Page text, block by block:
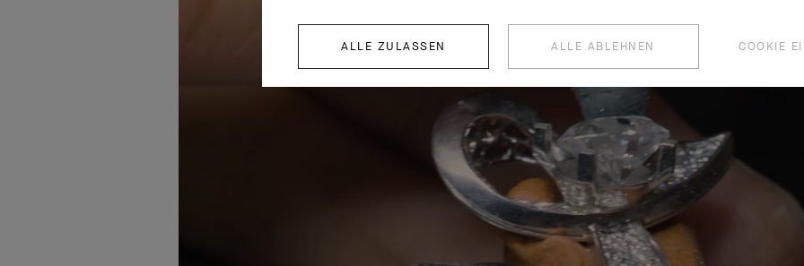
ALLE ZULASSEN ALLE ABLEHNEN COOKIE